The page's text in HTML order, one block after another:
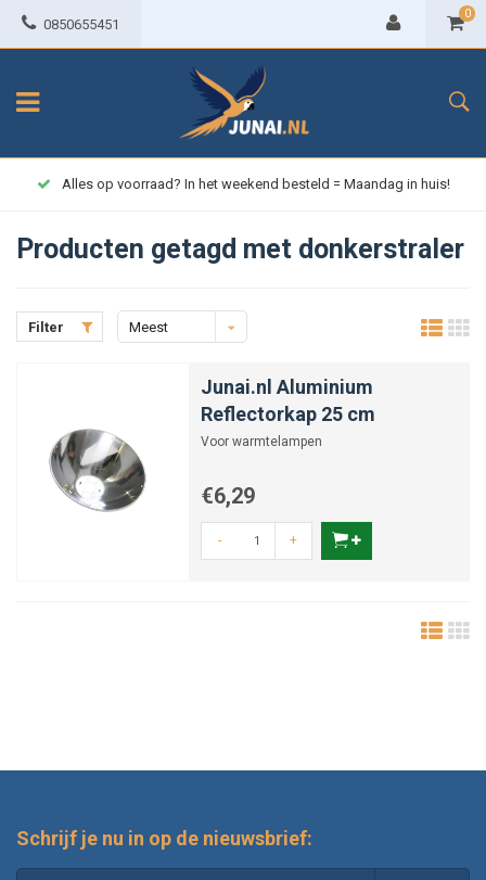
0850655451
0
Alles op voorraad? In het weekend besteld = Maandag in huis!
Producten getagd met donkerstraler
Filter
Meest
Junai.nl Aluminium
Reflectorkap 25 cm
Voor warmtelampen
€6,29
- +
Schrijf je nu in op de nieuwsbrief: